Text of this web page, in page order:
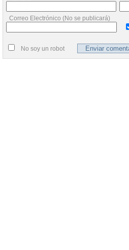
Correo Electrónico (No se publicará)
No soy un robot